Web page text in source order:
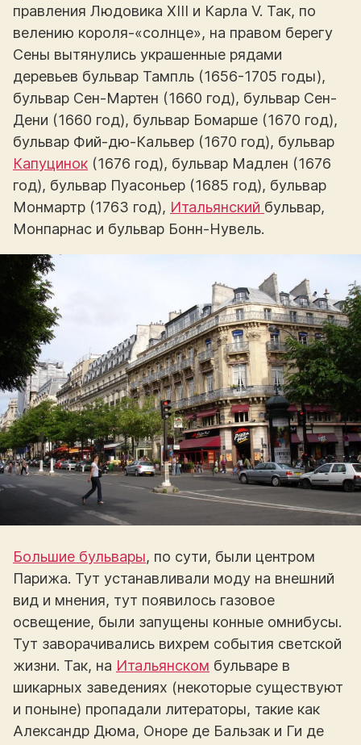
правления Людовика XIII и Карла V. Так, по
велению короля-«солнце», на правом берегу
Сены вытянулись украшенные рядами
деревьев бульвар Тампль (1656-1705 годы),
бульвар Сен-Мартен (1660 год), бульвар Сен-
Дени (1660 год), бульвар Бомарше (1670 год),
бульвар Фий-дю-Кальвер (1670 год), бульвар
Капуцинок (1676 год), бульвар Мадлен (1676
год), бульвар Пуасоньер (1685 год), бульвар
Монмартр (1763 год), Итальянский бульвар,
Монпарнас и бульвар Бонн-Нувель.
Большие бульвары, по сути, были центром
Парижа. Тут устанавливали моду на внешний
вид и мнения, тут появилось газовое
освещение, были запущены конные омнибусы.
Тут заворачивались вихрем события светской
жизни. Так, на Итальянском бульваре в
шикарных заведениях (некоторые существуют
и поныне) пропадали литераторы, такие как
Александр Дюма, Оноре де Бальзак и Ги де